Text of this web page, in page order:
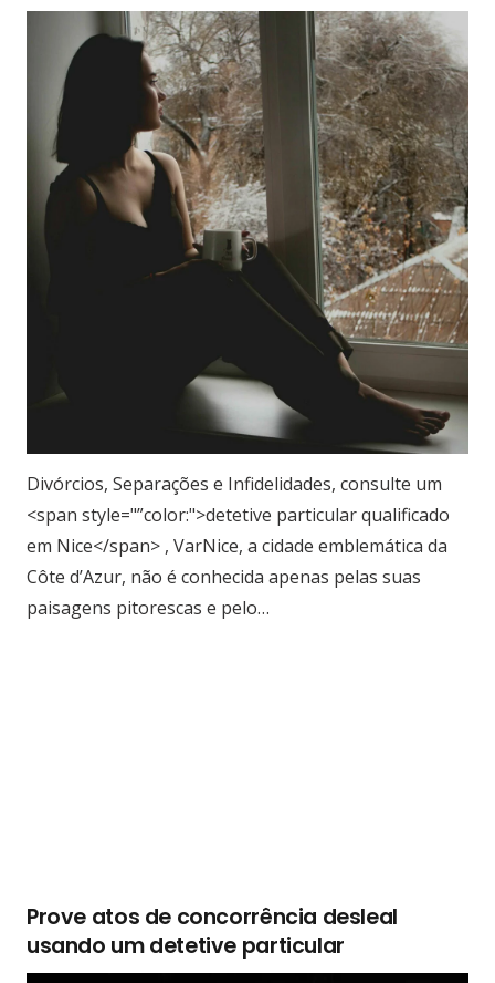
Divórcios, Separações e Infidelidades, consulte um
<span style="”color:">detetive particular qualificado
em Nice</span> , VarNice, a cidade emblemática da
Côte d’Azur, não é conhecida apenas pelas suas
paisagens pitorescas e pelo…
Prove atos de concorrência desleal
usando um detetive particular